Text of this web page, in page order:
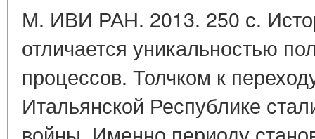
М. ИВИ РАН. 2013. 250 с.
отличается уникальностью
процессов. Толчком к
Итальянской Республике